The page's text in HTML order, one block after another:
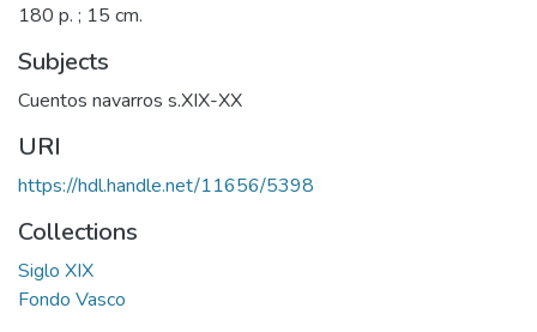
180 p. ; 15 cm.
Subjects
Cuentos navarros s.XIX-XX
URI
https://hdl.handle.net/11656/5398
Collections
Siglo XIX
Fondo Vasco